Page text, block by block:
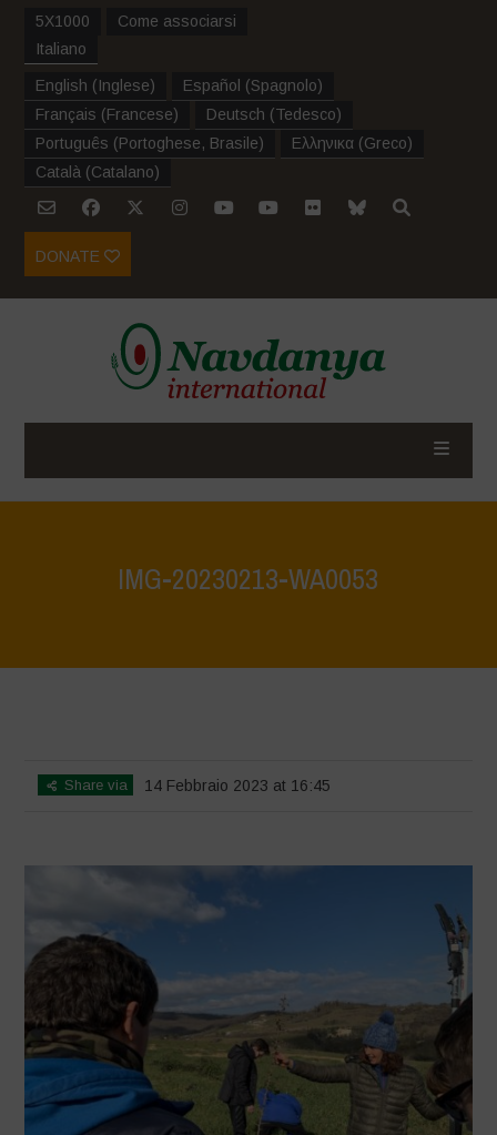
5X1000
Come associarsi
Italiano
English (Inglese) Español (Spagnolo)
Français (Francese) Deutsch (Tedesco)
Português (Portoghese, Brasile) Ελληνικα (Greco)
Català (Catalano)
DONATE
IMG-20230213-WA0053
Share via 14 Febbraio 2023 at 16:45